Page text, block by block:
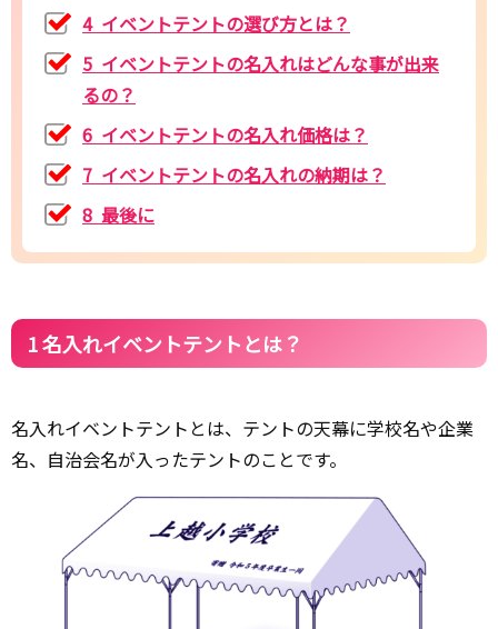
4 イベントテントの選び方とは？
5 イベントテントの名入れはどんな事が出来
るの？
6 イベントテントの名入れ価格は？
7 イベントテントの名入れの納期は？
8 最後に
1 名入れイベントテントとは？
名入れイベントテントとは、テントの天幕に学校名や企業
名、自治会名が入ったテントのことです。